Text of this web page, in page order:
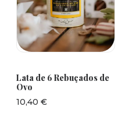
Lata de 6 Rebuçados de
Ovo
10,40 €